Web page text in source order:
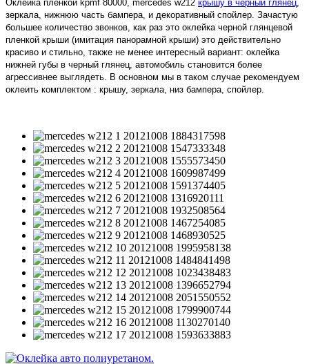
Оклейка пленкой kpmf 80000, mercedes w212 крышу в черный глянец,
зеркала, нижнюю часть бампера, и декоративный спойлер. Зачастую
большее количество звонков, как раз это оклейка черной глянцевой
пленкой крыши (имитация панорамной крыши) это действительно
красиво и стильно, также не менее интересный вариант: оклейка
нижней губы в черный глянец, автомобиль становится более
агрессивнее выглядеть. В основном мы в таком случае рекомендуем
оклеить комплектом : крышу, зеркала, низ бампера, спойлер.